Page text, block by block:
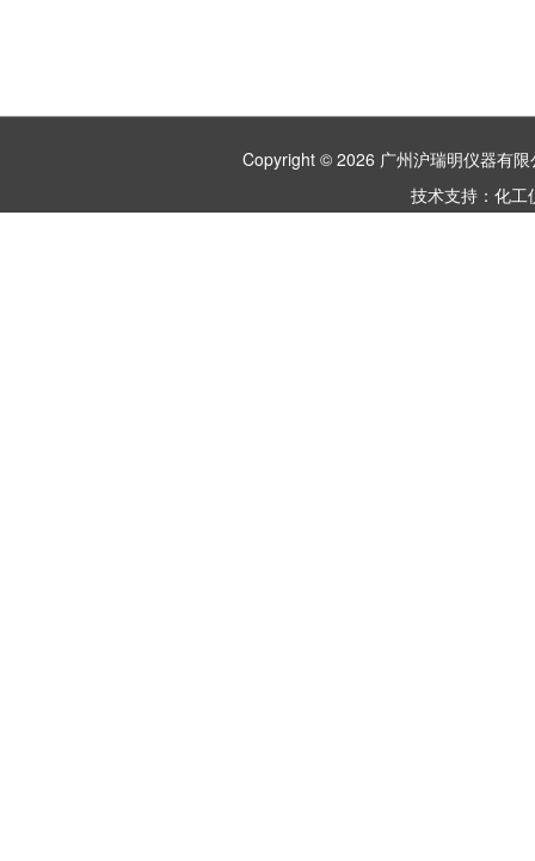
Copyright © 2026 广州沪瑞明仪器有
技术支持： 化工